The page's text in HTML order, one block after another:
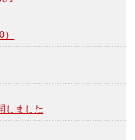
しました